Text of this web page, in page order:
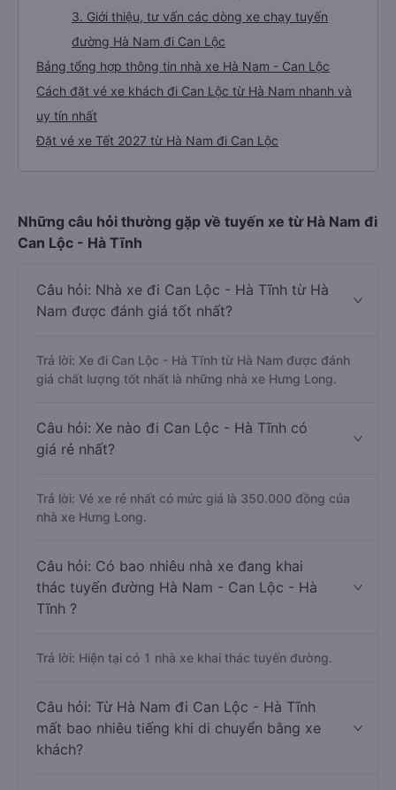
3. Giới thiệu, tư vấn các dòng xe chạy tuyến
đường Hà Nam đi Can Lộc
Bảng tổng hợp thông tin nhà xe Hà Nam - Can Lộc
Cách đặt vé xe khách đi Can Lộc từ Hà Nam nhanh và
uy tín nhất
Đặt vé xe Tết 2027 từ Hà Nam đi Can Lộc
Những câu hỏi thường gặp về tuyến xe từ Hà Nam đi
Can Lộc - Hà Tĩnh
Câu hỏi: Nhà xe đi Can Lộc - Hà Tĩnh từ Hà
Nam được đánh giá tốt nhất?
Trả lời: Xe đi Can Lộc - Hà Tĩnh từ Hà Nam được đánh
giá chất lượng tốt nhất là những nhà xe Hưng Long.
Câu hỏi: Xe nào đi Can Lộc - Hà Tĩnh có
giá rẻ nhất?
Trả lời: Vé xe rẻ nhất có mức giá là 350.000 đồng của
nhà xe Hưng Long.
Câu hỏi: Có bao nhiêu nhà xe đang khai
thác tuyến đường Hà Nam - Can Lộc - Hà
Tĩnh ?
Trả lời: Hiện tại có 1 nhà xe khai thác tuyến đường.
Câu hỏi: Từ Hà Nam đi Can Lộc - Hà Tĩnh
mất bao nhiêu tiếng khi di chuyển bằng xe
khách?